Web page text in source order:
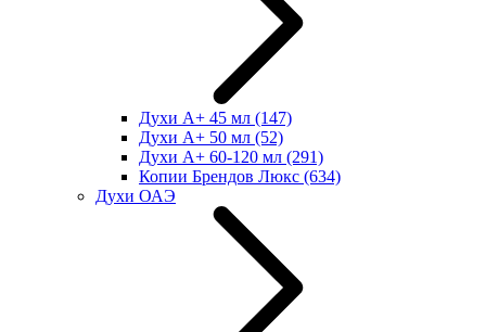
Духи А+ 45 мл (147)
Духи А+ 50 мл (52)
Духи А+ 60-120 мл (291)
Копии Брендов Люкс (634)
Духи ОАЭ